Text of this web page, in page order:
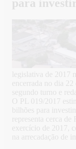
para
legislativa de 2017
encerrada no dia
segundo turno e
O PL 019/2017
bilhões para
representa cerca
exercício de 2017,
na arrecadação de